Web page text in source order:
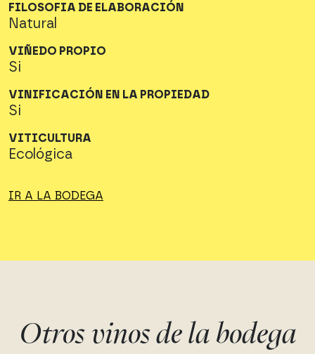
FILOSOFIA DE ELABORACIÓN
Natural
VIÑEDO PROPIO
Si
VINIFICACIÓN EN LA PROPIEDAD
Si
VITICULTURA
Ecológica
IR A LA BODEGA
Otros vinos de la bodega